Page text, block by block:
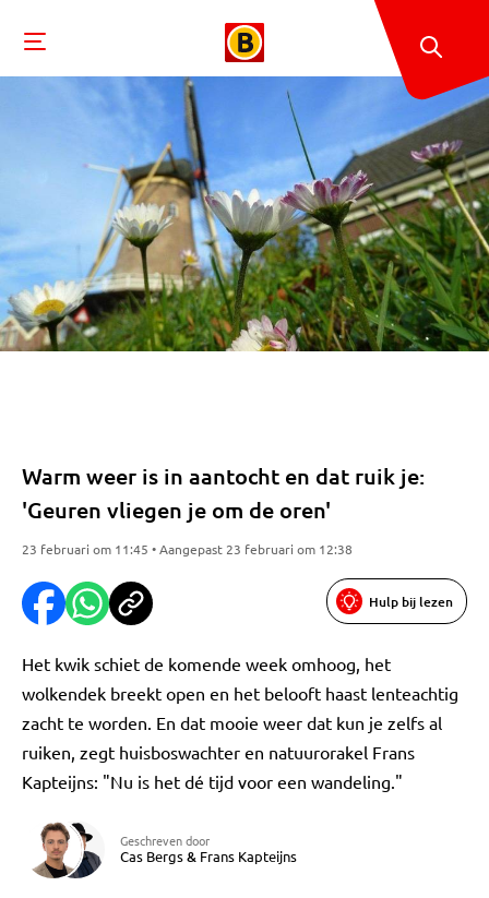
Warm weer is in aantocht en dat ruik je:
'Geuren vliegen je om de oren'
23 februari om 11:45 • Aangepast 23 februari om 12:38
Hulp bij lezen
Het kwik schiet de komende week omhoog, het
wolkendek breekt open en het belooft haast lenteachtig
zacht te worden. En dat mooie weer dat kun je zelfs al
ruiken, zegt huisboswachter en natuurorakel Frans
Kapteijns: "Nu is het dé tijd voor een wandeling."
Geschreven door
Cas Bergs& Frans Kapteijns